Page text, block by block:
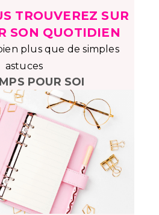
TROUVEREZ SUR
SON QUOTIDIEN
plus que de simples
astuces
POUR SOI